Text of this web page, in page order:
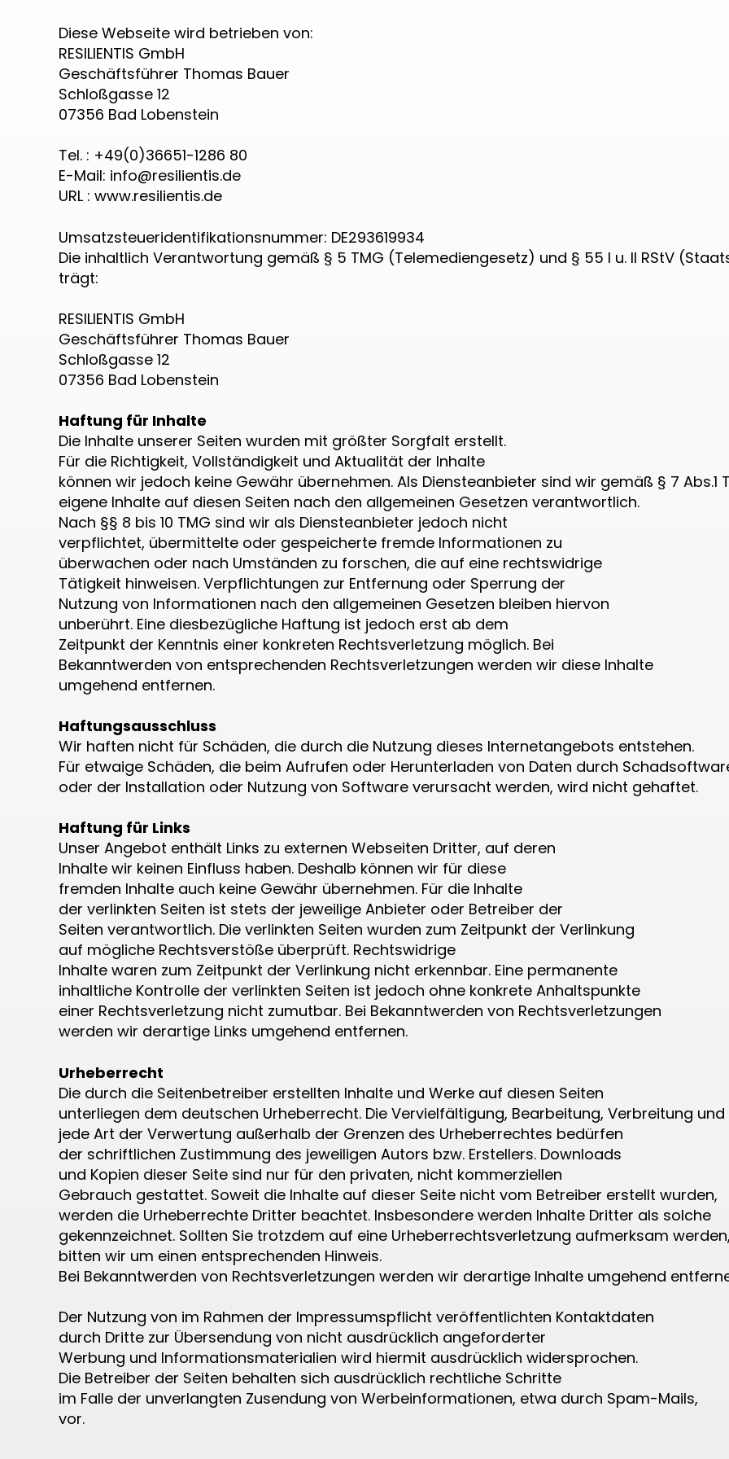
Diese Webseite wird betrieben von:
RESILIENTIS GmbH
Geschäftsführer Thomas Bauer
Schloßgasse 12
07356 Bad Lobenstein
Tel. : +49(0)36651-1286 80
E-Mail: info@resilientis.de
URL : www.resilientis.de
Umsatzsteueridentifikationsnummer: DE293619934
Die inhaltlich Verantwortung gemäß § 5 TMG (Telemediengesetz) und § 55 I u. II RStV
trägt:
RESILIENTIS GmbH
Geschäftsführer Thomas Bauer
Schloßgasse 12
07356 Bad Lobenstein
Haftung für Inhalte
Die Inhalte unserer Seiten wurden mit größter Sorgfalt erstellt.
Für die Richtigkeit, Vollständigkeit und Aktualität der Inhalte
können wir jedoch keine Gewähr übernehmen. Als Diensteanbieter sind wir gemäß § 7 Abs.1
eigene Inhalte auf diesen Seiten nach den allgemeinen Gesetzen verantwortlich.
Nach §§ 8 bis 10 TMG sind wir als Diensteanbieter jedoch nicht
verpflichtet, übermittelte oder gespeicherte fremde Informationen zu
überwachen oder nach Umständen zu forschen, die auf eine rechtswidrige
Tätigkeit hinweisen. Verpflichtungen zur Entfernung oder Sperrung der
Nutzung von Informationen nach den allgemeinen Gesetzen bleiben hiervon
unberührt. Eine diesbezügliche Haftung ist jedoch erst ab dem
Zeitpunkt der Kenntnis einer konkreten Rechtsverletzung möglich. Bei
Bekanntwerden von entsprechenden Rechtsverletzungen werden wir diese Inhalte
umgehend entfernen.
Haftungsausschluss
Wir haften nicht für Schäden, die durch die Nutzung dieses Internetangebots entstehen.
Für etwaige Schäden, die beim Aufrufen oder Herunterladen von Daten durch
oder der Installation oder Nutzung von Software verursacht werden, wird nicht gehaftet.
Haftung für Links
Unser Angebot enthält Links zu externen Webseiten Dritter, auf deren
Inhalte wir keinen Einfluss haben. Deshalb können wir für diese
fremden Inhalte auch keine Gewähr übernehmen. Für die Inhalte
der verlinkten Seiten ist stets der jeweilige Anbieter oder Betreiber der
Seiten verantwortlich. Die verlinkten Seiten wurden zum Zeitpunkt der Verlinkung
auf mögliche Rechtsverstöße überprüft. Rechtswidrige
Inhalte waren zum Zeitpunkt der Verlinkung nicht erkennbar. Eine permanente
inhaltliche Kontrolle der verlinkten Seiten ist jedoch ohne konkrete Anhaltspunkte
einer Rechtsverletzung nicht zumutbar. Bei Bekanntwerden von Rechtsverletzungen
werden wir derartige Links umgehend entfernen.
Urheberrecht
Die durch die Seitenbetreiber erstellten Inhalte und Werke auf diesen Seiten
unterliegen dem deutschen Urheberrecht. Die Vervielfältigung, Bearbeitung, Verbreitung und
jede Art der Verwertung außerhalb der Grenzen des Urheberrechtes bedürfen
der schriftlichen Zustimmung des jeweiligen Autors bzw. Erstellers. Downloads
und Kopien dieser Seite sind nur für den privaten, nicht kommerziellen
Gebrauch gestattet. Soweit die Inhalte auf dieser Seite nicht vom Betreiber erstellt wurden,
werden die Urheberrechte Dritter beachtet. Insbesondere werden Inhalte Dritter als solche
gekennzeichnet. Sollten Sie trotzdem auf eine Urheberrechtsverletzung aufmerksam
bitten wir um einen entsprechenden Hinweis.
Bei Bekanntwerden von Rechtsverletzungen werden wir derartige Inhalte umgehend
Der Nutzung von im Rahmen der Impressumspflicht veröffentlichten Kontaktdaten
durch Dritte zur Übersendung von nicht ausdrücklich angeforderter
Werbung und Informationsmaterialien wird hiermit ausdrücklich widersprochen.
Die Betreiber der Seiten behalten sich ausdrücklich rechtliche Schritte
im Falle der unverlangten Zusendung von Werbeinformationen, etwa durch Spam-Mails,
vor.